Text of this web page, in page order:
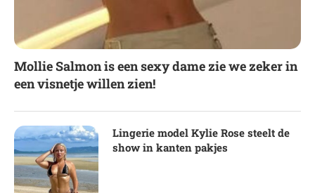
Mollie Salmon is een sexy dame zie we zeker in
een visnetje willen zien!
Lingerie model Kylie Rose steelt de
show in kanten pakjes